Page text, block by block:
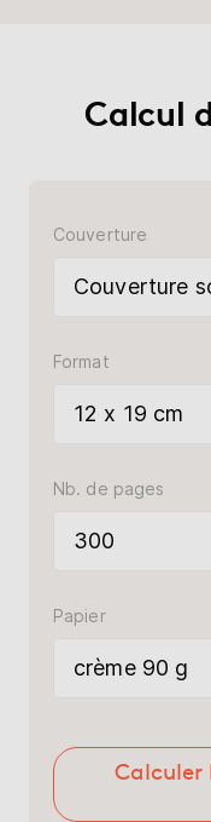
Calcul
Couverture
Format
Nb. de pages
Papier
Calculer